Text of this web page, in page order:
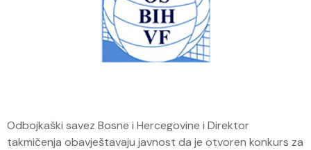
Odbojkaški savez Bosne i Hercegovine i Direktor
takmičenja obavještavaju javnost da je otvoren konkurs za